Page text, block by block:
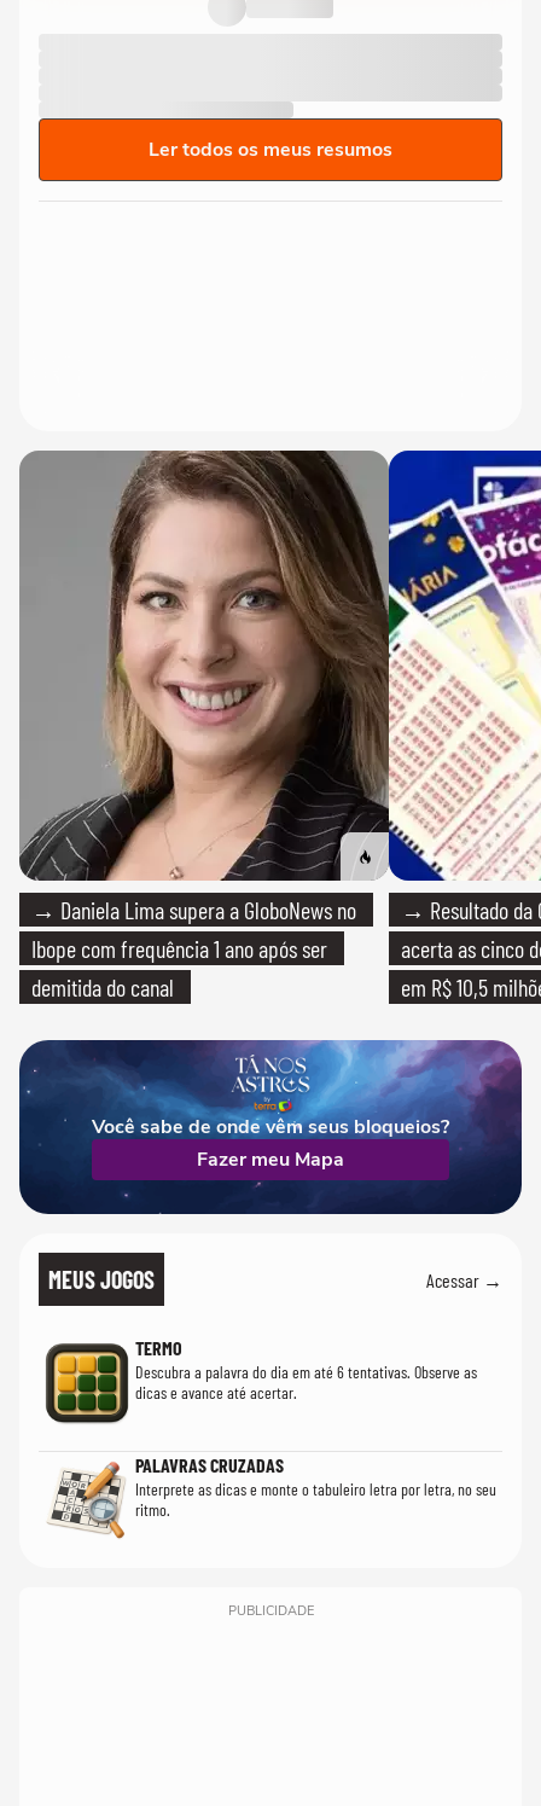
Ler todos os meus resumos
→ Daniela Lima supera a GloboNews no
Ibope com frequência 1 ano após ser
demitida do canal
→ Resultado da
acerta as cinco
em R$ 10,5
Você sabe de onde vêm seus bloqueios?
Fazer meu Mapa
MEUS JOGOS Acessar →
TERMO
Descubra a palavra do dia em até 6 tentativas. Observe as
dicas e avance até acertar.
PALAVRAS CRUZADAS
Interprete as dicas e monte o tabuleiro letra por letra, no seu
ritmo.
PUBLICIDADE